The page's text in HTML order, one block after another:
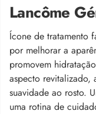
Lancôme
Ícone de tratamento
por melhorar a
promovem
aspecto revitalizado,
suavidade ao rosto.
uma rotina de